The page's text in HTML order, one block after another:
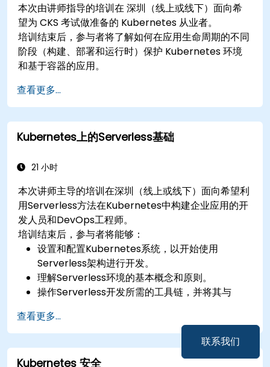
联系我们
本次由讲师指导的培训在 深圳（线上或线下）面向希
望为 CKS 考试做准备的 Kubernetes 从业者。
培训结束后，参与者将了解如何在应用生命周期的不同
阶段（构建、部署和运行时）保护 Kubernetes 环境
和基于容器的应用。
查看更多...
Kubernetes上的Serverless基础
21 小时
本次讲师主导的培训在深圳（线上或线下）面向希望利
用Serverless方法在Kubernetes中构建企业应用的开
发人员和DevOps工程师。
培训结束后，参与者将能够：
设置和配置Kubernetes系统，以开始使用
Serverless架构进行开发。
理解Serverless环境的基本概念和原则。
操作Serverless开发所需的工具链，并将其与
练习Python编程技能，并将其应用于实现
Serverless系统。
保护通过Kubernetes上的Serverless框架部署的
企业应用。
查看更多...
Kubernetes 安全